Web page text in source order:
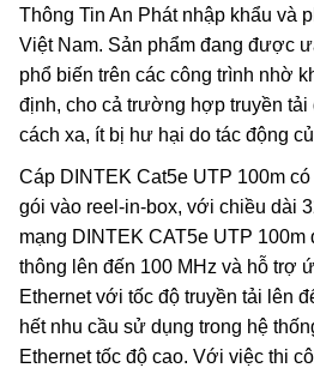
Thông Tin An Phát nhập khẩu và
Việt Nam. Sản phẩm đang được
phổ biến trên các công trình nhờ
định, cho cả trường hợp truyền
cách xa, ít bị hư hại do tác động
Cáp DINTEK Cat5e UTP 100m
gói vào reel-in-box, với chiều dài
mạng DINTEK CAT5e UTP
thông lên đến 100 MHz và hỗ trợ
Ethernet với tốc độ truyền tải lên
hết nhu cầu sử dụng trong hệ
Ethernet tốc độ cao. Với việc thi